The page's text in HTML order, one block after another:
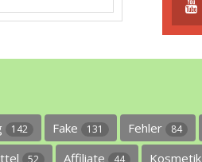
142 Fake 131 Fehler 84
52 Affiliate 44 Kosmetik